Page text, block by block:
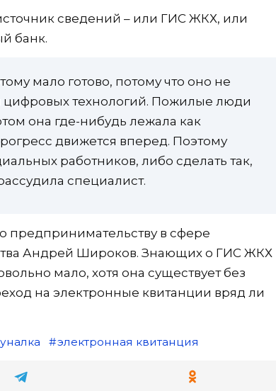
сведений – или ГИС ЖКХ, или
банк.
мало готово, потому что оно не
цифровых технологий. Пожилые люди
она где-нибудь лежала как
движется вперед. Поэтому
работников, либо сделать так,
специалист.
предпринимательству в сфере
Андрей Широков. Знающих о ГИС ЖКХ
мало, хотя она существует без
на электронные квитанции вряд ли
электронная квитанция